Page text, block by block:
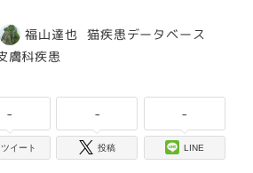
著
福山達也 カテゴリー
猫疾患データベース
テゴリー
膚科疾患
-
ツイート
-
投稿
-
LINE